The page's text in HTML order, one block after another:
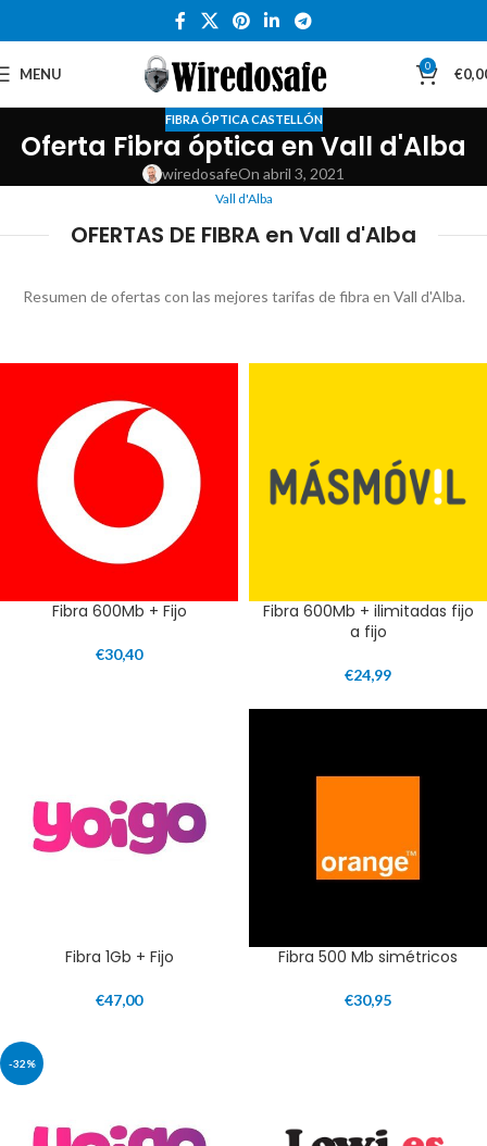
MENU 0 €
FIBRA ÓPTICA CASTELLÓN
Oferta Fibra óptica en Vall d'Alba
wiredosafeOn abril 3, 2021
Vall d'Alba
OFERTAS DE FIBRA en Vall d'Alba
Resumen de ofertas con las mejores tarifas de fibra en Vall d'Alba.
Fibra 600Mb + Fijo
€30,40
Fibra 600Mb + ilimitadas fijo
a fijo
€24,99
Fibra 1Gb + Fijo
€47,00
Fibra 500 Mb simétricos
€30,95
-32%